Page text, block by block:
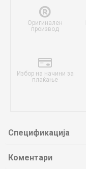
Оригинален
производ
Избор на начини за
плаќање
Спецификација
Коментари